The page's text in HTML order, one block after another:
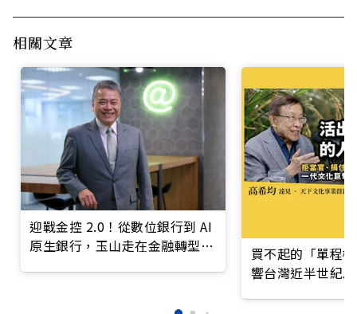
相關文章
迎戰金控 2.0！從數位銀行到 AI
原生銀行，玉山走在金融轉型最
買不起的「單程
響台灣近半世紀